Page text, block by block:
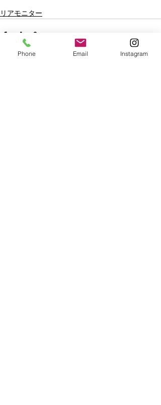
リアモニター
Phone Email Instagram